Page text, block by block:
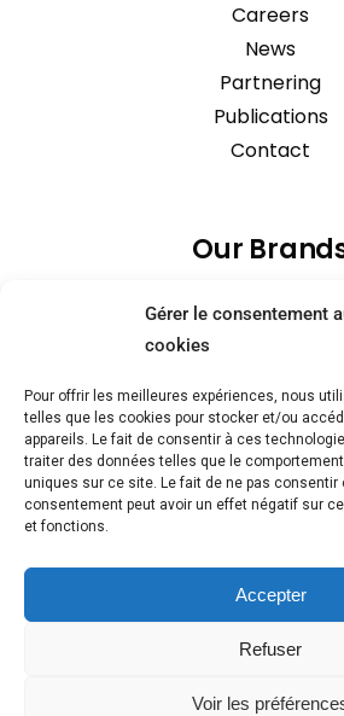
Gérer le consentement
cookies
Pour offrir les meilleures expériences, nous
telles que les cookies pour stocker et/ou
appareils. Le fait de consentir à ces
traiter des données telles que le
uniques sur ce site. Le fait de ne pas consentir
consentement peut avoir un effet négatif sur
et fonctions.
Accepter
Refuser
Voir les
Careers
News
Partnering
Publications
Contact
Our